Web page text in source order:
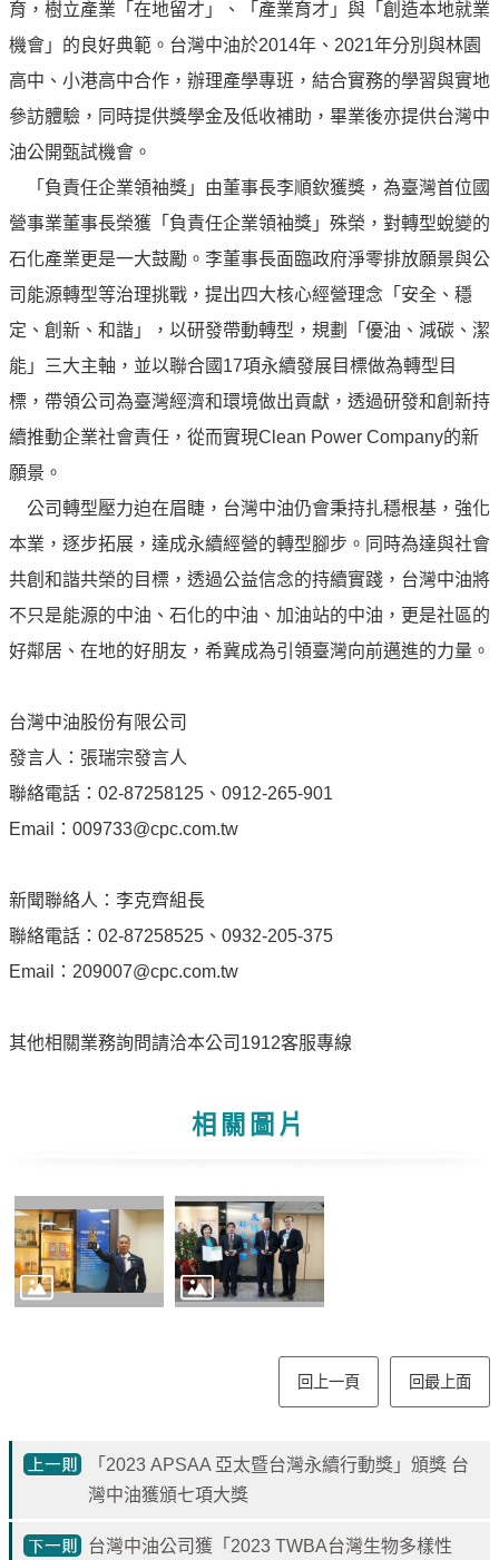
友
愛
中
油
深
耕
關
續
供
應
最
消
息
互
動
專
中
首
網
站
見
信
常
RSS
訂
閱
料
宣
育，樹立產業「在地留才」、「產業育才」與「創造本地就業
機會」的良好典範。台灣中油於2014年、2021年分別與林園
高中、小港高中合作，辦理產學專班，結合實務的學習與實地
參訪體驗，同時提供獎學金及低收補助，畢業後亦提供台灣中
油公開甄試機會。
「負責任企業領袖獎」由董事長李順欽獲獎，為臺灣首位國
營事業董事長榮獲「負責任企業領袖獎」殊榮，對轉型蛻變的
石化產業更是一大鼓勵。李董事長面臨政府淨零排放願景與公
司能源轉型等治理挑戰，提出四大核心經營理念「安全、穩
定、創新、和諧」，以研發帶動轉型，規劃「優油、減碳、潔
能」三大主軸，並以聯合國17項永續發展目標做為轉型目
標，帶領公司為臺灣經濟和環境做出貢獻，透過研發和創新持
續推動企業社會責任，從而實現Clean Power Company的新
願景。
公司轉型壓力迫在眉睫，台灣中油仍會秉持扎穩根基，強化
本業，逐步拓展，達成永續經營的轉型腳步。同時為達與社會
共創和諧共榮的目標，透過公益信念的持續實踐，台灣中油將
不只是能源的中油、石化的中油、加油站的中油，更是社區的
好鄰居、在地的好朋友，希冀成為引領臺灣向前邁進的力量。
台灣中油股份有限公司
發言人：張瑞宗發言人
聯絡電話：02-87258125、0912-265-901
Email：009733@cpc.com.tw
新聞聯絡人：李克齊組長
聯絡電話：02-87258525、0932-205-375
Email：209007@cpc.com.tw
其他相關業務詢問請洽本公司1912客服專線
相關圖片
回上一頁 回最上面
「2023 APSAA 亞太暨台灣永續行動獎」頒獎 台
灣中油獲頒七項大獎
台灣中油公司獲「2023 TWBA台灣生物多樣性